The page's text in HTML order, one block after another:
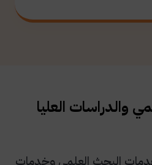
والدراسات العليا
البحث العلمي وخدمات